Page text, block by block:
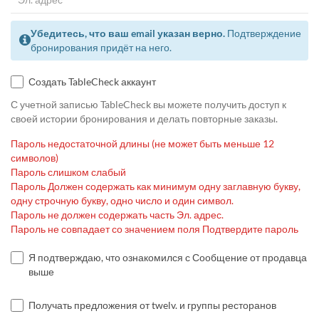
Убедитесь, что ваш email указан верно. Подтверждение
бронирования придёт на него.
Создать TableCheck аккаунт
С учетной записью TableCheck вы можете получить доступ к
своей истории бронирования и делать повторные заказы.
Пароль недостаточной длины (не может быть меньше 12
символов)
Пароль слишком слабый
Пароль Должен содержать как минимум одну заглавную букву,
одну строчную букву, одно число и один символ.
Пароль не должен содержать часть Эл. адрес.
Пароль не совпадает со значением поля Подтвердите пароль
Я подтверждаю, что ознакомился с Сообщение от продавца
выше
Получать предложения от twelv. и группы ресторанов